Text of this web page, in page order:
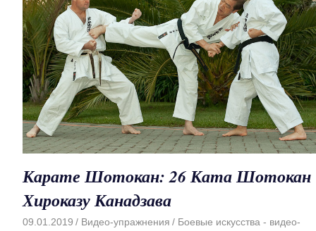
Карате Шотокан: 26 Ката Шотокан
Хироказу Канадзава
09.01.2019 Видео-упражнения
Боевые искусства - видео-